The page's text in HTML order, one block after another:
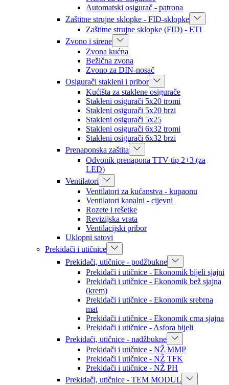
Automatski osigurač - patrona
Zaštitne strujne sklopke - FID-sklopke
Zaštitne strujne sklopke (FID) - ETI
Zvono i sirene
Zvona kućna
Bežična zvona
Zvono za DIN-nosač
Osigurači stakleni i pribor
Kućišta za staklene osigurače
Stakleni osigurači 5x20 tromi
Stakleni osigurači 5x20 brzi
Stakleni osigurači 5x25
Stakleni osigurači 6x32 tromi
Stakleni osigurači 6x32 brzi
Prenaponska zaštita
Odvonik prenapona TTV tip 2+3 (za
LED)
Ventilatori
Ventilatori za kućanstva - kupaonu
Ventilatori kanalni - cijevni
Rozete i rešetke
Revizijska vrata
Ventilacijski pribor
Uklopni satovi
Prekidači i utičnice
Prekidači, utičnice - podžbukne
Prekidači i utičnice - Ekonomik bijeli sjajni
Prekidači i utičnice - Ekonomik bež sjajna
(krem)
Prekidači i utičnice - Ekonomik srebrna
mat
Prekidači i utičnice - Ekonomik crna sjajna
Prekidači i utičnice - Asfora bijeli
Prekidači, utičnice - nadžbukne
Prekidači i utičnice - NŽ MMP
Prekidači i utičnice - NŽ TFK
Prekidači i utičnice - NŽ PH
Prekidači, utičnice - TEM MODUL